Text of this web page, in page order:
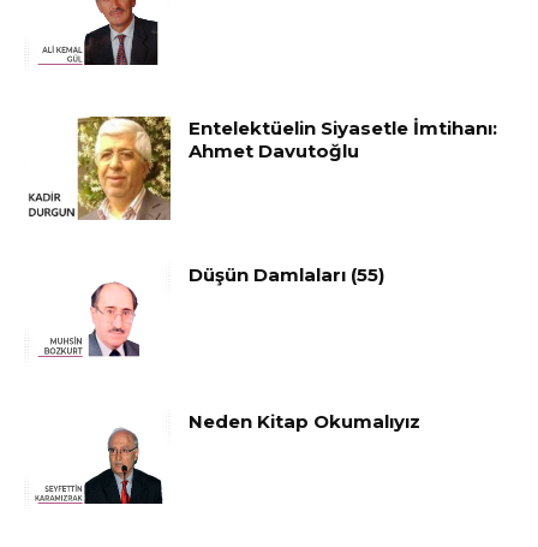
Entelektüelin Siyasetle İmtihanı:
Ahmet Davutoğlu
Düşün Damlaları (55)
Neden Kitap Okumalıyız